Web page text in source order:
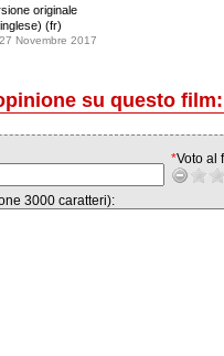
originale
(fr)
Novembre 2017
su questo
*Voto al
3000 caratteri):